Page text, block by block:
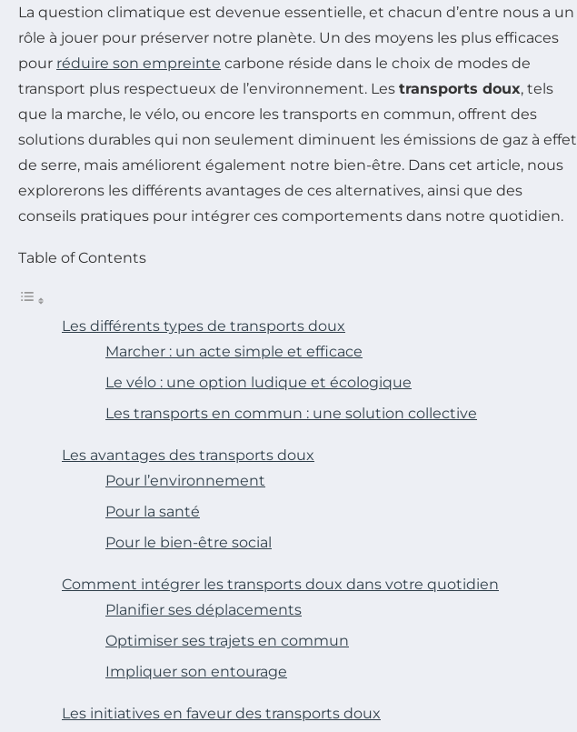
La question climatique est devenue essentielle, et chacun d’entre nous a un
rôle à jouer pour préserver notre planète. Un des moyens les plus efficaces
pour réduire son empreinte carbone réside dans le choix de modes de
transport plus respectueux de l’environnement. Les transports doux, tels
que la marche, le vélo, ou encore les transports en commun, offrent des
solutions durables qui non seulement diminuent les émissions de gaz à effet
de serre, mais améliorent également notre bien-être. Dans cet article, nous
explorerons les différents avantages de ces alternatives, ainsi que des
conseils pratiques pour intégrer ces comportements dans notre quotidien.
Table of Contents
Les différents types de transports doux
Marcher : un acte simple et efficace
Le vélo : une option ludique et écologique
Les transports en commun : une solution collective
Les avantages des transports doux
Pour l’environnement
Pour la santé
Pour le bien-être social
Comment intégrer les transports doux dans votre quotidien
Planifier ses déplacements
Optimiser ses trajets en commun
Impliquer son entourage
Les initiatives en faveur des transports doux